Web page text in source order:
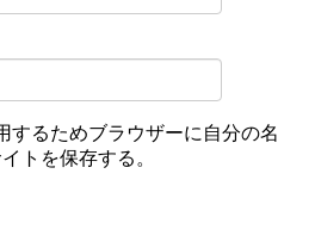
するためブラウザーに自分の名
トを保存する。